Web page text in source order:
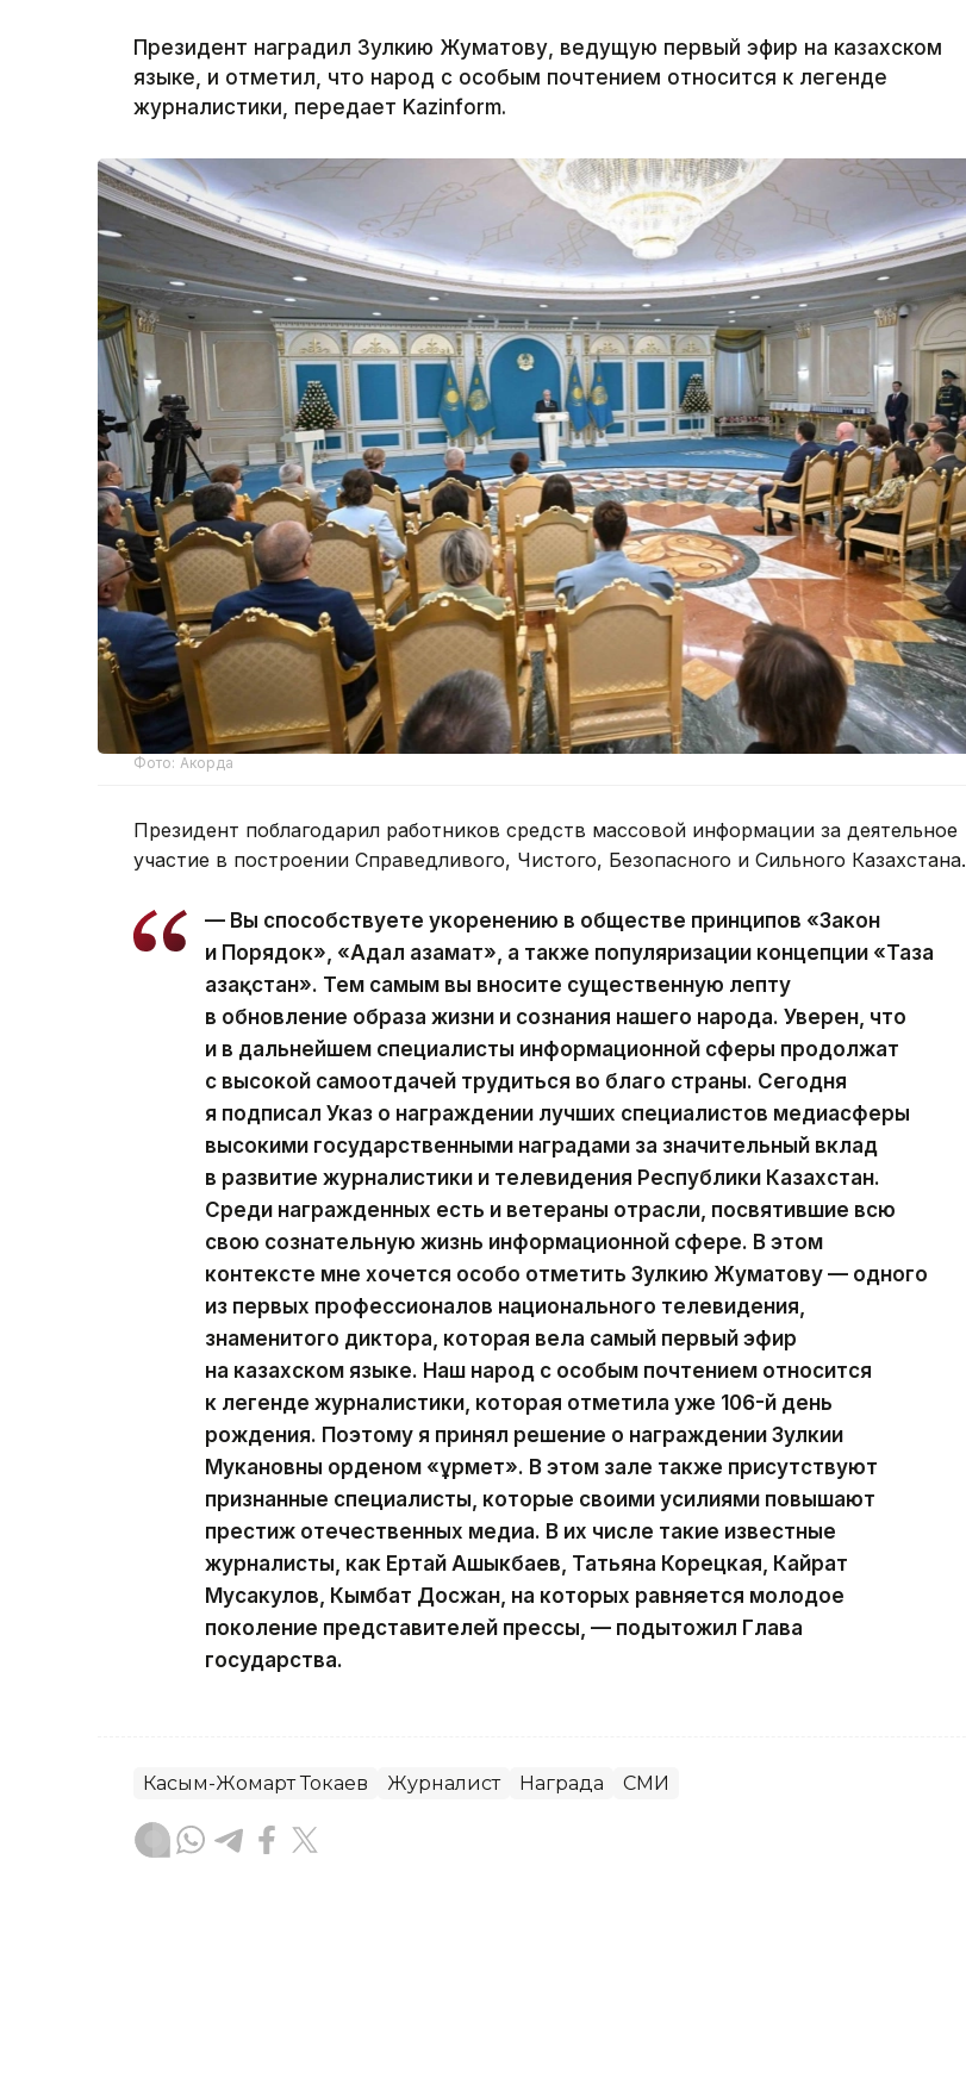
Президент наградил Зулкию Жуматову, ведущую первый эфир на казахском
языке, и отметил, что народ с особым почтением относится к легенде
журналистики, передает Kazinform.
Фото: Акорда
Президент поблагодарил работников средств массовой информации за деятельное
участие в построении Справедливого, Чистого, Безопасного и Сильного Казахстана.
— Вы способствуете укоренению в обществе принципов «Закон
и Порядок», «Адал азамат», а также популяризации концепции «Таза
Қазақстан». Тем самым вы вносите существенную лепту
в обновление образа жизни и сознания нашего народа. Уверен, что
и в дальнейшем специалисты информационной сферы продолжат
с высокой самоотдачей трудиться во благо страны. Сегодня
я подписал Указ о награждении лучших специалистов медиасферы
высокими государственными наградами за значительный вклад
в развитие журналистики и телевидения Республики Казахстан.
Среди награжденных есть и ветераны отрасли, посвятившие всю
свою сознательную жизнь информационной сфере. В этом
контексте мне хочется особо отметить Зулкию Жуматову — одного
из первых профессионалов национального телевидения,
знаменитого диктора, которая вела самый первый эфир
на казахском языке. Наш народ с особым почтением относится
к легенде журналистики, которая отметила уже 106-й день
рождения. Поэтому я принял решение о награждении Зулкии
Мукановны орденом «Құрмет». В этом зале также присутствуют
признанные специалисты, которые своими усилиями повышают
престиж отечественных медиа. В их числе такие известные
журналисты, как Ертай Ашыкбаев, Татьяна Корецкая, Кайрат
Мусакулов, Кымбат Досжан, на которых равняется молодое
поколение представителей прессы, — подытожил Глава
государства.
Касым-Жомарт Токаев Журналист Награда СМИ